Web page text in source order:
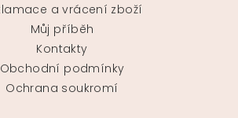
a vrácení zboží
Můj příběh
Kontakty
Obchodní podmínky
Ochrana soukromí